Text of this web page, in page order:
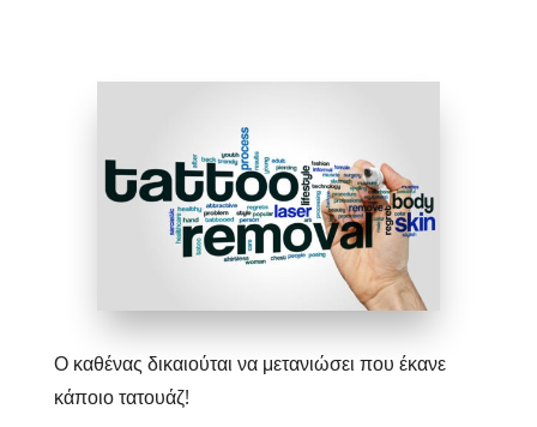
Ο καθένας δικαιούται να μετανιώσει που έκανε
κάποιο τατουάζ!